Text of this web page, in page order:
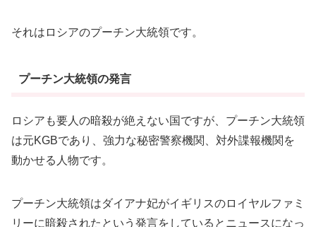
それはロシアのプーチン大統領です。
プーチン大統領の発言
ロシアも要人の暗殺が絶えない国ですが、プーチン大統領
は元KGBであり、強力な秘密警察機関、対外諜報機関を
動かせる人物です。
プーチン大統領はダイアナ妃がイギリスのロイヤルファミ
リーに暗殺されたという発言をしているとニュースになっ